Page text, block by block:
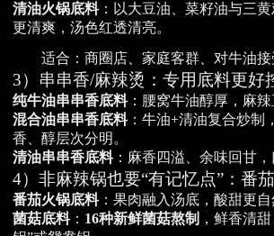
清油火锅底料：以大豆油、菜籽油与三
更清爽，汤色红透清亮。
适合：商圈店、家庭客群、对牛油接
3）串串香/麻辣烫：专用底料更好
纯牛油串串香底料：腰窝牛油醇厚，麻辣
混合油串串香底料：牛油+清油复合炒制
香、醇层次分明。
清油串串香底料：麻香四溢、余味回甘，
4）非麻辣锅也要“有记忆点”：番
番茄火锅底料：果肉融入汤底，酸甜更自
菌菇底料： 16种新鲜菌菇熬制 ，鲜香清